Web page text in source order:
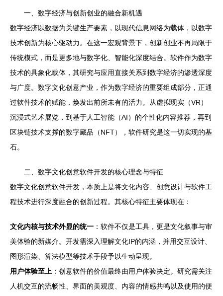
一、数字经济与创新创业的融合新机遇
数字经济以数据为关键生产要素，以现代信息网络为载体，以数字
技术创新为核心驱动力。在这一宏观背景下，创新创业不再局限于
传统模式，而是更多地与数字化、智能化深度结合。软件作为数字
技术的具象化载体，其研究与应用直接关系到数字经济的渗透深度
与广度。数字文化创意产业，作为数字经济的重要组成部分，正通
过软件技术的赋能，焕发出前所未有的活力。从虚拟现实（VR）
沉浸式艺术展览，到基于人工智能（AI）的个性化内容推荐，再到
区块链技术支撑的数字藏品（NFT），软件研究是这一切实现的基
石。
二、数字文化创意软件开发的核心理念与特征
数字文化创意软件开发，本质上是将文化内容、创意设计与软件工
程技术进行深度融合的创新过程。其核心特征主要体现在：
文化内核与技术外显的统一 ：软件不仅是工具，更是文化叙事与审
美体验的新媒介。开发需深入理解文化IP的内涵，并用交互设计、
图形渲染、算法模型等技术手段予以生动呈现。
用户体验至上 ：创意软件的价值最终由用户体验决定。研究需关注
人机交互的流畅性、界面的美观度、内容的情感共鸣以及使用的便